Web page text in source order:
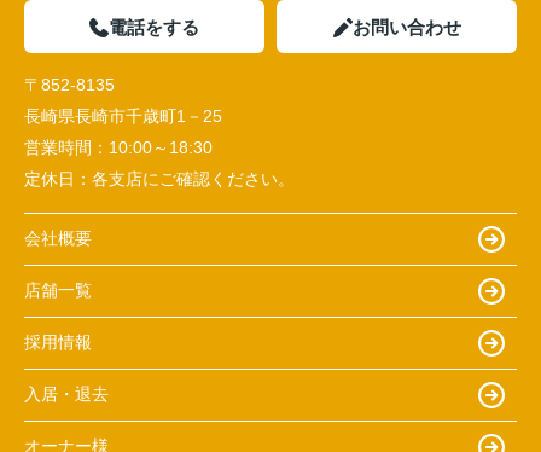
電話をする お問い合わせ
〒852-8135
長崎県長崎市千歳町1－25
営業時間： 10:00～18:30
定休日： 各支店にご確認ください。
会社概要
店舗一覧
採用情報
入居・退去
オーナー様